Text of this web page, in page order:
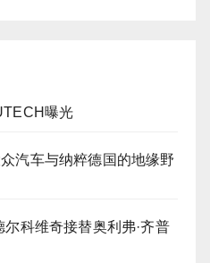
曝光
汽车与纳粹德国的地缘野
科维奇接替奥利弗·齐普